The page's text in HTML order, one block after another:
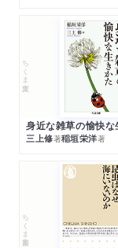
ちくま文庫
身近な雑草の愉快な
三上修著稲垣栄洋著
ちくま新書